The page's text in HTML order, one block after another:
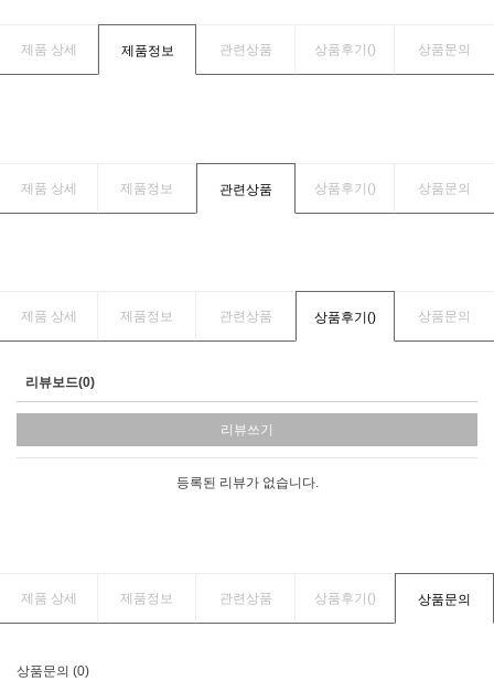
제품 상세 제품정보 관련상품 상품후기() 상품문의
제품 상세 제품정보 관련상품 상품후기() 상품문의
제품 상세 제품정보 관련상품 상품후기() 상품문의
리뷰보드(0)
리뷰쓰기
등록된 리뷰가 없습니다.
제품 상세 제품정보 관련상품 상품후기() 상품문의
상품문의 (0)